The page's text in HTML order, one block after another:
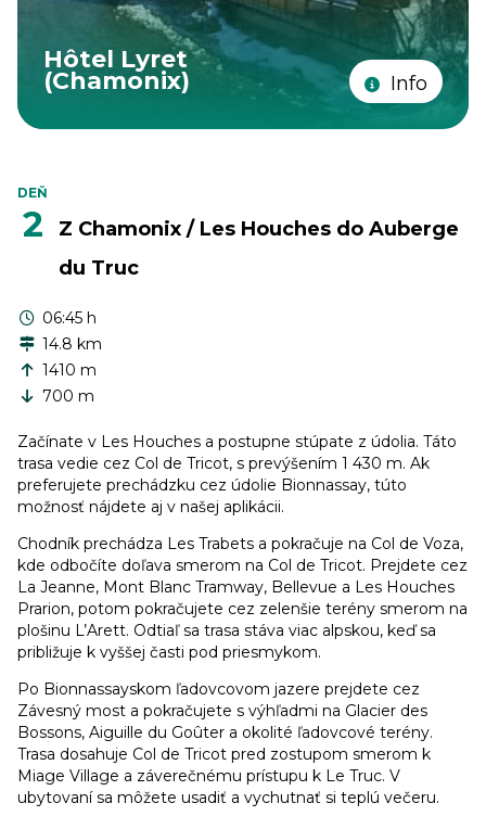
Hôtel Lyret
(Chamonix) Info
DEŇ
2
Z Chamonix / Les Houches do Auberge
du Truc
06:45 h
14.8 km
1410 m
700 m
Začínate v Les Houches a postupne stúpate z údolia. Táto
trasa vedie cez Col de Tricot, s prevýšením 1 430 m. Ak
preferujete prechádzku cez údolie Bionnassay, túto
možnosť nájdete aj v našej aplikácii.
Chodník prechádza Les Trabets a pokračuje na Col de Voza,
kde odbočíte doľava smerom na Col de Tricot. Prejdete cez
La Jeanne, Mont Blanc Tramway, Bellevue a Les Houches
Prarion, potom pokračujete cez zelenšie terény smerom na
plošinu L’Arett. Odtiaľ sa trasa stáva viac alpskou, keď sa
približuje k vyššej časti pod priesmykom.
Po Bionnassayskom ľadovcovom jazere prejdete cez
Závesný most a pokračujete s výhľadmi na Glacier des
Bossons, Aiguille du Goûter a okolité ľadovcové terény.
Trasa dosahuje Col de Tricot pred zostupom smerom k
Miage Village a záverečnému prístupu k Le Truc. V
ubytovaní sa môžete usadiť a vychutnať si teplú večeru.